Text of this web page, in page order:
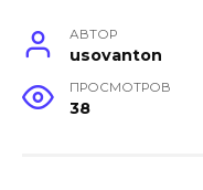
АВТОР
usovanton
ПРОСМОТРОВ
38